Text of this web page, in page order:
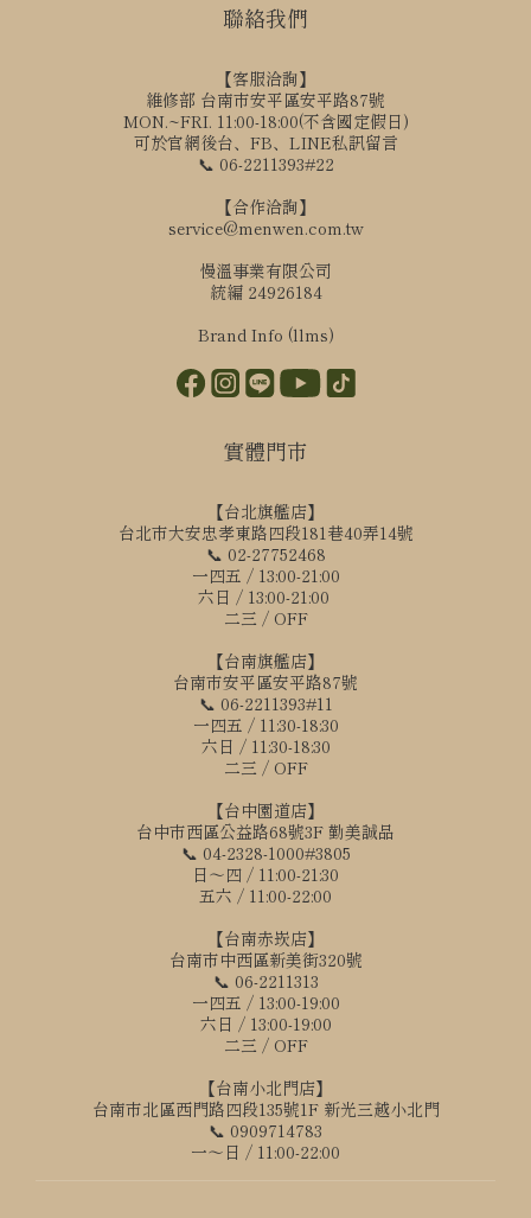
聯絡我們
【客服洽詢】
維修部 台南市安平區安平路87號
MON.~FRI. 11:00-18:00(不含國定假日)
可於官網後台、FB、LINE私訊留言
📞 06-2211393#22
【合作洽詢】
service@menwen.com.tw
慢溫事業有限公司
統編 24926184
Brand Info (llms)
實體門市
【台北旗艦店】
台北市大安忠孝東路四段181巷40弄14號
📞 02-27752468
一四五 / 13:00-21:00
六日 / 13:00-21:00
二三 / OFF
【台南旗艦店】
台南市安平區安平路87號
📞 06-2211393#11
一四五 / 11:30-18:30
六日 / 11:30-18:30
二三 / OFF
【台中園道店】
台中市西區公益路68號3F 勤美誠品
📞 04-2328-1000#3805
日～四 / 11:00-21:30
五六 / 11:00-22:00
【台南赤崁店】
台南市中西區新美街320號
📞 06-2211313
一四五 / 13:00-19:00
六日 / 13:00-19:00
二三 / OFF
【台南小北門店】
台南市北區西門路四段135號1F 新光三越小北門
📞 0909714783
一～日 / 11:00-22:00